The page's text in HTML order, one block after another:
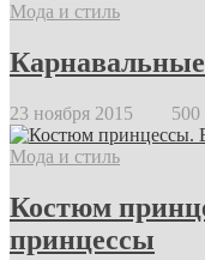
Мода и стиль
23 ноября 2015
Мода и стиль
Костюм
принцессы